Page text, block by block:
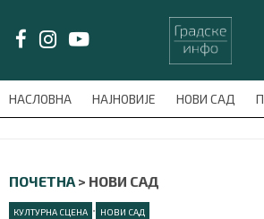
НАСЛОВНА НАЈНОВИЈЕ НОВИ САД
meni'); $this_item = current(
ПОЧЕТНА > НОВИ САД
КУЛТУРНА СЦЕНА • НОВИ САД
LAT/ЋИР
НАЈНОВИЈЕ